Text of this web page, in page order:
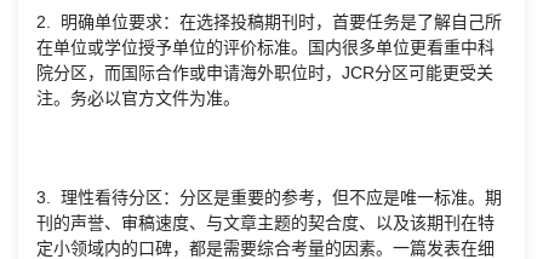
2. 明确单位要求：在选择投稿期刊时，首要任务是了解自己所
在单位或学位授予单位的评价标准。国内很多单位更看重中科
院分区，而国际合作或申请海外职位时，JCR分区可能更受关
注。务必以官方文件为准。
3. 理性看待分区：分区是重要的参考，但不应是唯一标准。期
刊的声誉、审稿速度、与文章主题的契合度、以及该期刊在特
定小领域内的口碑，都是需要综合考量的因素。一篇发表在细